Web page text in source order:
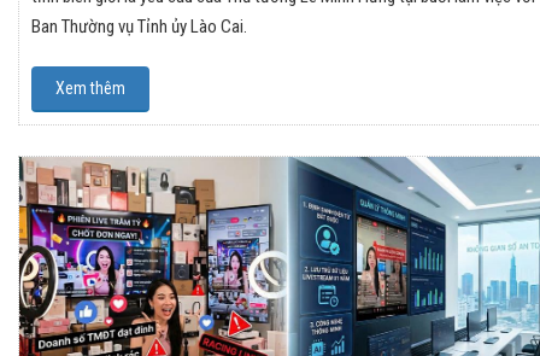
Ban Thường vụ Tỉnh ủy Lào Cai.
Xem thêm